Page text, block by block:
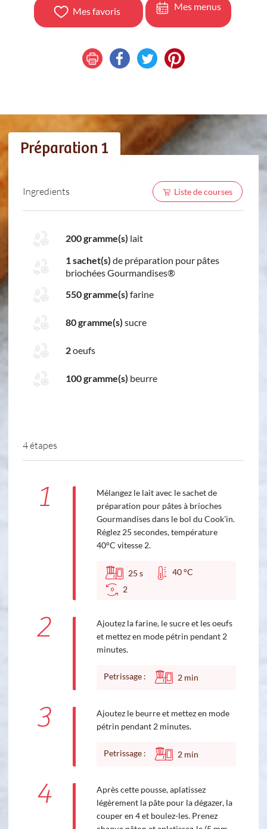
Mes favoris Mes menus
Préparation 1
Ingredients Liste de courses
200 gramme(s) lait
1 sachet(s) de préparation pour pâtes
briochées Gourmandises®
550 gramme(s) farine
80 gramme(s) sucre
2oeufs
100 gramme(s) beurre
4 étapes
1
Mélangez le lait avec le sachet de
préparation pour pâtes à brioches
Gourmandises dans le bol du Cook'in.
Réglez 25 secondes, température
40°C vitesse 2.
25 s
40 °C
2
2
Ajoutez la farine, le sucre et les oeufs
et mettez en mode pétrin pendant 2
minutes.
Petrissage : 2 min
3
Ajoutez le beurre et mettez en mode
pétrin pendant 2 minutes.
Petrissage : 2 min
4
Après cette pousse, aplatissez
légèrement la pâte pour la dégazer, la
couper en 4 et boulez-les. Prenez